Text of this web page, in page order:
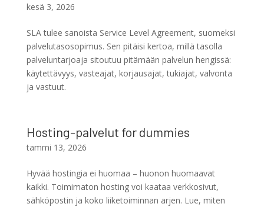
kesä 3, 2026
SLA tulee sanoista Service Level Agreement, suomeksi
palvelutasosopimus. Sen pitäisi kertoa, millä tasolla
palveluntarjoaja sitoutuu pitämään palvelun hengissä:
käytettävyys, vasteajat, korjausajat, tukiajat, valvonta
ja vastuut.
Hosting-palvelut for dummies
tammi 13, 2026
Hyvää hostingia ei huomaa – huonon huomaavat
kaikki. Toimimaton hosting voi kaataa verkkosivut,
sähköpostin ja koko liiketoiminnan arjen. Lue, miten